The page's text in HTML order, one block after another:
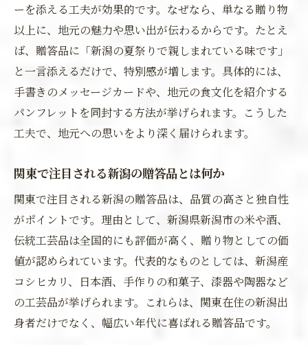
ーを添える工夫が効果的です。なぜなら、単なる贈り物
以上に、地元の魅力や思い出が伝わるからです。たとえ
ば、贈答品に「新潟の夏祭りで親しまれている味です」
と一言添えるだけで、特別感が増します。具体的には、
手書きのメッセージカードや、地元の食文化を紹介する
パンフレットを同封する方法が挙げられます。こうした
工夫で、地元への思いをより深く届けられます。
関東で注目される新潟の贈答品とは何か
関東で注目される新潟の贈答品は、品質の高さと独自性
がポイントです。理由として、新潟県新潟市の米や酒、
伝統工芸品は全国的にも評価が高く、贈り物としての価
値が認められています。代表的なものとしては、新潟産
コシヒカリ、日本酒、手作りの和菓子、漆器や陶器など
の工芸品が挙げられます。これらは、関東在住の新潟出
身者だけでなく、幅広い年代に喜ばれる贈答品です。